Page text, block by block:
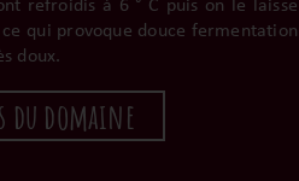
refroidis à 6 ° C puis on le laisse
qui provoque douce fermentation
doux.
du domaine